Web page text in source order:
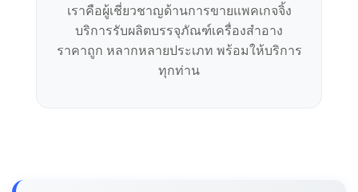
เราคือผู้เชี่ยวชาญด้านการขายแพคเกจจิ้ง
บริการรับผลิตบรรจุภัณฑ์เครื่องสำอาง
ราคาถูก หลากหลายประเภท พร้อมให้บริการ
ทุกท่าน